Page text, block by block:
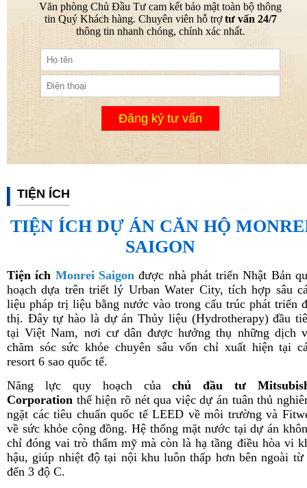
Văn phòng Chủ Đầu Tư cam kết bảo mật toàn bộ thông
tin Quý Khách hàng. Chuyên viên hỗ trợtư vấn 24/7
thông tin nhanh chóng, chính xác nhất.
Đăng ký tư vấn
TIỆN ÍCH
TIỆN ÍCH DỰ ÁN CĂN HỘ
SAIGON
Tiện ích Monrei Saigonđược nhà phát triển Nhật Bản
hoạch dựa trên triết lý Urban Water City, tích hợp sâu
liệu pháp trị liệu bằng nước vào trong cấu trúc phát triển
thị. Đây tự hào là dự án Thủy liệu (Hydrotherapy) đầu
tại Việt Nam, nơi cư dân được hưởng thụ những dịch
chăm sóc sức khỏe chuyên sâu vốn chỉ xuất hiện tại
resort 6 sao quốc tế.
Năng lực quy hoạch củachủ đầu tư
Corporation thể hiện rõ nét qua việc dự án tuân thủ
ngặt các tiêu chuẩn quốc tế LEED về môi trường và
về sức khỏe cộng đồng. Hệ thống mặt nước tại dự án
chỉ đóng vai trò thẩm mỹ mà còn là hạ tầng điều hòa vi
hậu, giúp nhiệt độ tại nội khu luôn thấp hơn bên ngoài từ
đến 3 độ C.